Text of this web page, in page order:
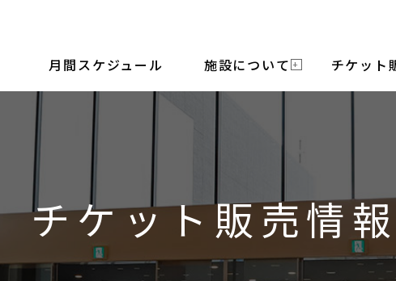
月間スケジュール 施設について チケット
チケット販売情